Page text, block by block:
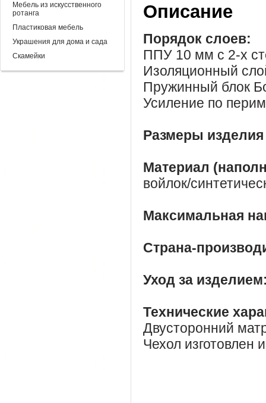
Мебель из искусственного
ротанга
Пластиковая мебель
Украшения для дома и сада
Скамейки
Описание
Порядок слоев:
ППУ 10 мм с 2-х
Изоляционный
Пружинный блок
Усиление по
Размеры
Материал
войлок/
Максимальная
Страна-
Уход за
Технические
Двусторонний
Чехол изготовлен